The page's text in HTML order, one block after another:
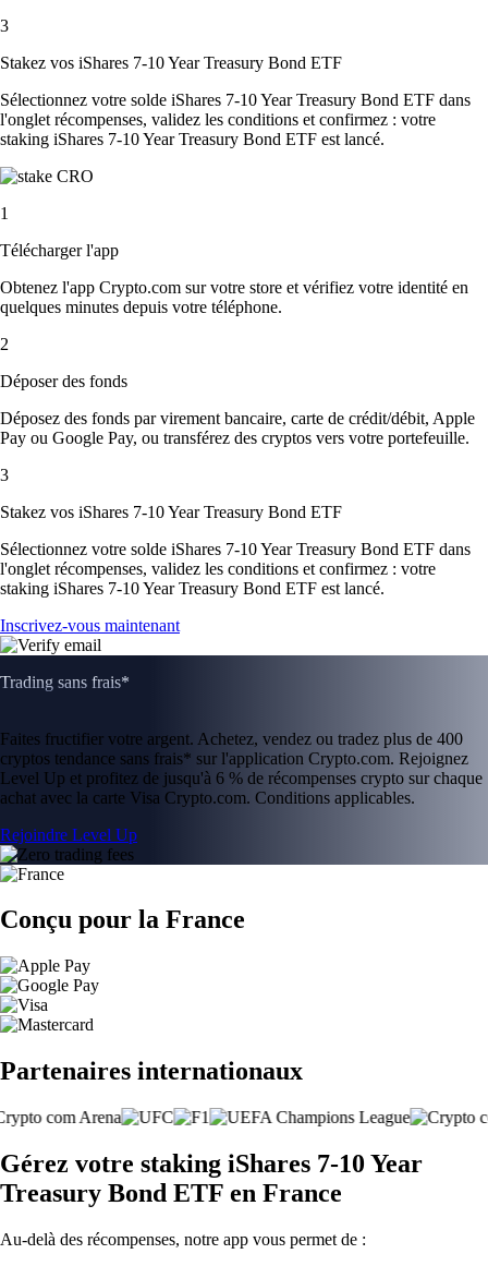
3
Stakez vos iShares 7-10 Year Treasury Bond ETF
Sélectionnez votre solde iShares 7-10 Year Treasury Bond ETF dans
l'onglet récompenses, validez les conditions et confirmez : votre
staking iShares 7-10 Year Treasury Bond ETF est lancé.
1
Télécharger l'app
Obtenez l'app Crypto.com sur votre store et vérifiez votre identité en
quelques minutes depuis votre téléphone.
2
Déposer des fonds
Déposez des fonds par virement bancaire, carte de crédit/débit, Apple
Pay ou Google Pay, ou transférez des cryptos vers votre portefeuille.
3
Stakez vos iShares 7-10 Year Treasury Bond ETF
Sélectionnez votre solde iShares 7-10 Year Treasury Bond ETF dans
l'onglet récompenses, validez les conditions et confirmez : votre
staking iShares 7-10 Year Treasury Bond ETF est lancé.
Inscrivez-vous maintenant
Trading sans frais*
Faites fructifier votre argent. Achetez, vendez ou tradez plus de 400
cryptos tendance sans frais* sur l'application Crypto.com. Rejoignez
Level Up et profitez de jusqu'à 6 % de récompenses crypto sur chaque
achat avec la carte Visa Crypto.com. Conditions applicables.
Rejoindre Level Up
Conçu pour la France
Partenaires internationaux
Gérez votre staking iShares 7-10 Year
Treasury Bond ETF en France
Au-delà des récompenses, notre app vous permet de :